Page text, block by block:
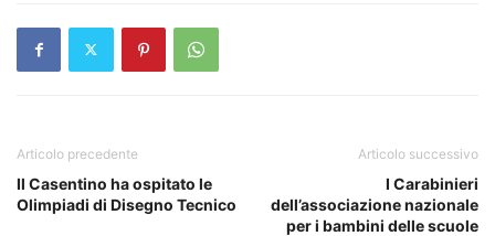
Articolo precedente
Il Casentino ha ospitato le
Olimpiadi di Disegno Tecnico
Articolo successivo
I Carabinieri
dell’associazione nazionale
per i bambini delle scuole